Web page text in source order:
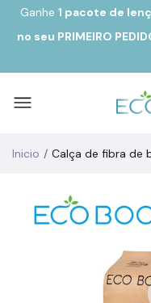
Ganhe 1 pacote de
no seu PRIMEIRO
Inicio